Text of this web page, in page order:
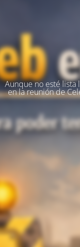
Aunque no esté lista
en la reunión de